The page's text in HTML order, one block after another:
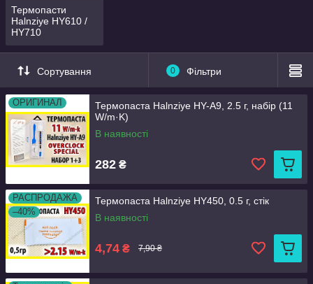
Термопасти
Halnziye HY610 /
HY710
Сортування 0 Фільтри
ОРИГИНАЛ
Термопаста Halnziye HY-A9, 2.5 г, набір (11
W/m·K)
В наявності
282 ₴
РАСПРОДАЖА
–40%
Термопаста Halnziye HY450, 0.5 г, стік
В наявності
4,74 ₴ 7,90 ₴